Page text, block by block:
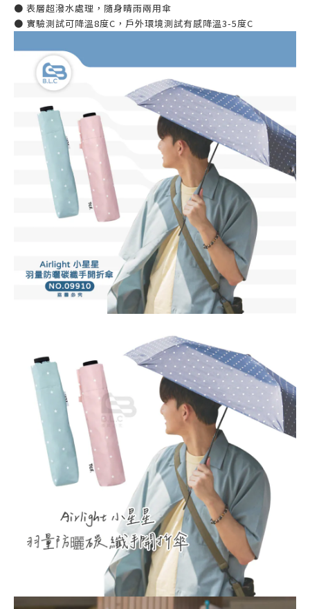
● 表層超潑水處理，隨身晴雨兩用傘
● 實驗測試可降溫8度C，戶外環境測試有感降溫3-5度C